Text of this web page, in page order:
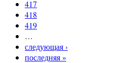
417
418
419
…
следующая ›
последняя »